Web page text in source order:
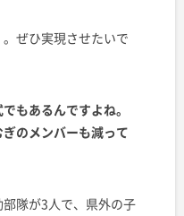
。ぜひ実現させたいで
もあるんですよね。
のメンバーも減って
部隊が3人で、県外の子